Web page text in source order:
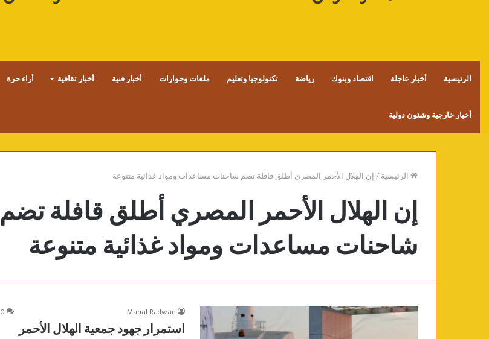
الرئيسية أخبار عاجلة اقتصاد وبنوك رياضة تكنولوجيا وتعليم ملفات وحوارات أخبار فنية أخبار ثقافية أراء حرة
أخبار خارجية وشئون دولية
الرئيسية/إن الهلال الأحمر المصري أطلق قافلة تضم شاحنات مساعدات ومواد غذائية متنوعة
إن الهلال الأحمر المصري أطلق قافلة تضم
شاحنات مساعدات ومواد غذائية متنوعة
Manal Radwan
0
استمرار جهود جمعية الهلال الأحمر